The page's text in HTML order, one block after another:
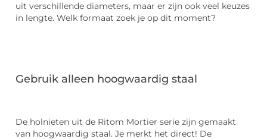
uit verschillende diameters, maar er zijn ook veel keuzes
in lengte. Welk formaat zoek je op dit moment?
Gebruik alleen hoogwaardig staal
De holnieten uit de Ritom Mortier serie zijn gemaakt
van hoogwaardig staal. Je merkt het direct! De